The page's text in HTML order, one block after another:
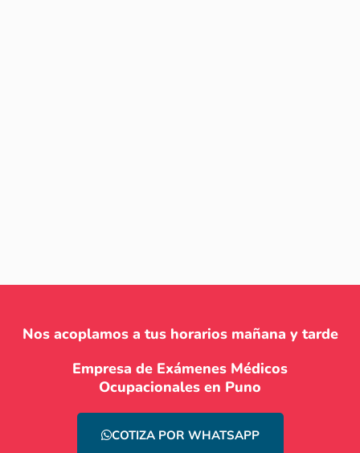
Nos acoplamos a tus horarios mañana y tarde
Empresa de Exámenes Médicos
Ocupacionales en Puno
COTIZA POR WHATSAPP